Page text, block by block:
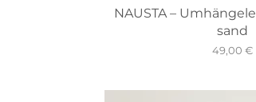
NAUSTA –
sand
Preis
49,00 €